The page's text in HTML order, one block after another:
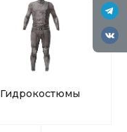
Гидрокостюмы